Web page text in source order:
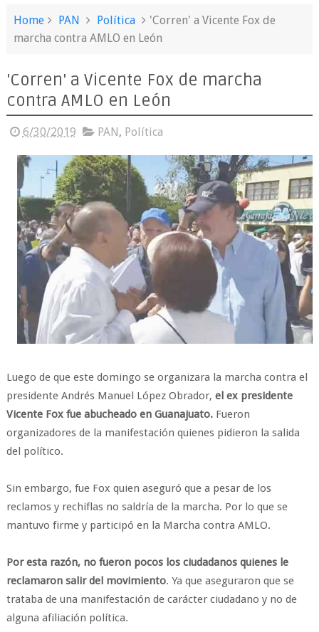
Home PAN Política
'Corren' a Vicente Fox de
marcha contra AMLO en León
'Corren' a Vicente Fox de marcha
contra AMLO en León
6/30/2019 PAN, Política
Luego de que este domingo se organizara la marcha contra el
presidente Andrés Manuel López Obrador, el ex presidente
Vicente Fox fue abucheado en Guanajuato.Fueron
organizadores de la manifestación quienes pidieron la salida
del político.
Sin embargo, fue Fox quien aseguró que a pesar de los
reclamos y rechiflas no saldría de la marcha. Por lo que se
mantuvo firme y participó en la Marcha contra AMLO.
Por esta razón, no fueron pocos los ciudadanos quienes le
reclamaron salir del movimiento. Ya que aseguraron que se
trataba de una manifestación de carácter ciudadano y no de
alguna afiliación política.